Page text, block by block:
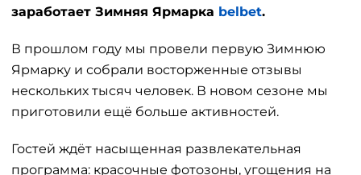
заработает Зимняя Ярмарка belbet.
В прошлом году мы провели первую Зимнюю
Ярмарку и собрали восторженные отзывы
нескольких тысяч человек. В новом сезоне мы
приготовили ещё больше активностей.
Гостей ждёт насыщенная развлекательная
программа: красочные фотозоны, угощения на